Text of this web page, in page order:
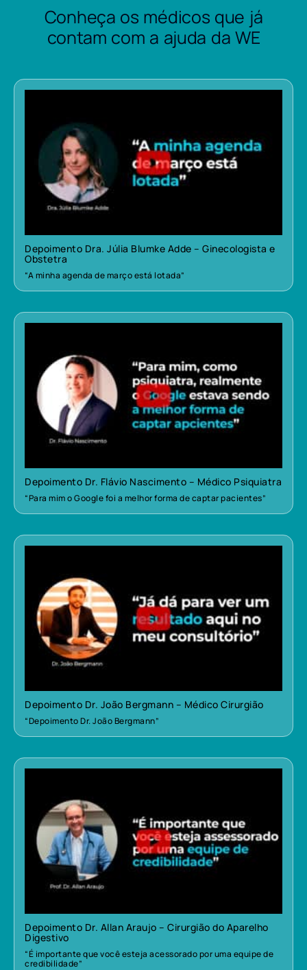
Conheça os médicos que já
contam com a ajuda da WE
Depoimento Dra. Júlia Blumke Adde – Ginecologista e
Obstetra
“A minha agenda de março está lotada”
Depoimento Dr. Flávio Nascimento – Médico Psiquiatra
“Para mim o Google foi a melhor forma de captar pacientes”
Depoimento Dr. João Bergmann – Médico Cirurgião
“Depoimento Dr. João Bergmann”
Depoimento Dr. Allan Araujo – Cirurgião do Aparelho
Digestivo
“É importante que você esteja acessorado por uma equipe de
credibilidade”